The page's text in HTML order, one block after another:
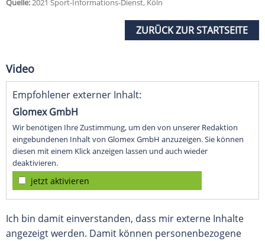
Quelle:2021 Sport-Informations-Dienst, Köln
ZURÜCK ZUR STARTSEITE
Video
Empfohlener externer Inhalt:
Glomex GmbH
Wir benötigen Ihre Zustimmung, um den von unserer Redaktion
eingebundenen Inhalt von Glomex GmbH anzuzeigen. Sie können
diesen mit einem Klick anzeigen lassen und auch wieder
deaktivieren.
jetzt aktivieren
Ich bin damit einverstanden, dass mir externe Inhalte
angezeigt werden. Damit können personenbezogene